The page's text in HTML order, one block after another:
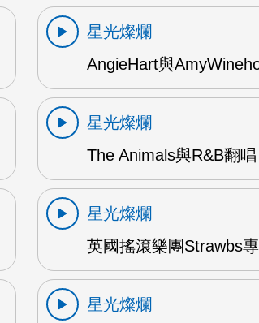
星光燦爛
AngieHart與
星光燦爛
The Animals與R&B翻
星光燦爛
英國搖滾樂團Strawbs
星光燦爛